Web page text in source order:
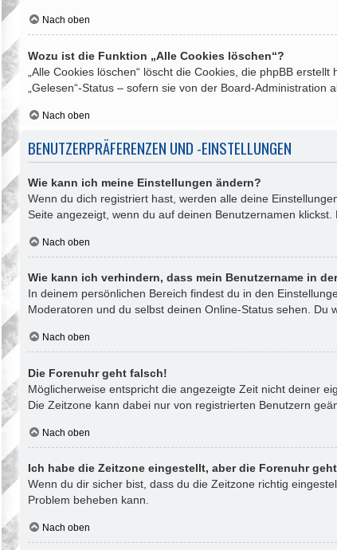
Nach oben
Wozu ist die Funktion „Alle Cookies löschen“?
„Alle Cookies löschen“ löscht die Cookies, die phpBB
„Gelesen“-Status – sofern sie von der Board-
Nach oben
BENUTZERPRÄFERENZEN UND -EINSTELLUNGEN
Wie kann ich meine Einstellungen ändern?
Wenn du dich registriert hast, werden alle deine
Seite angezeigt, wenn du auf deinen Benutzernamen
Nach oben
Wie kann ich verhindern, dass mein Benutzername in
In deinem persönlichen Bereich findest du in den
Moderatoren und du selbst deinen Online-Status sehen. Du
Nach oben
Die Forenuhr geht falsch!
Möglicherweise entspricht die angezeigte Zeit nicht deiner
Die Zeitzone kann dabei nur von registrierten Benutzern
Nach oben
Ich habe die Zeitzone eingestellt, aber die Forenuhr
Wenn du dir sicher bist, dass du die Zeitzone richtig
Problem beheben kann.
Nach oben